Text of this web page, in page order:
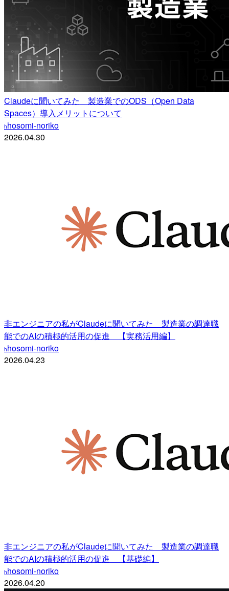
Claudeに聞いてみた 製造業でのODS（Open Data
Spaces）導入メリットについて
hhosomi-noriko
2026.04.30
非エンジニアの私がClaudeに聞いてみた 製造業の調達職
能でのAIの積極的活用の促進 【実務活用編】
hhosomi-noriko
2026.04.23
非エンジニアの私がClaudeに聞いてみた 製造業の調達職
能でのAIの積極的活用の促進 【基礎編】
hhosomi-noriko
2026.04.20